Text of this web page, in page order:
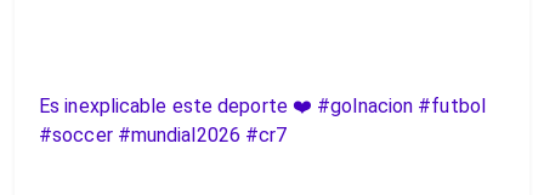
Es inexplicable este deporte ❤️ #golnacion #futbol
#soccer #mundial2026 #cr7